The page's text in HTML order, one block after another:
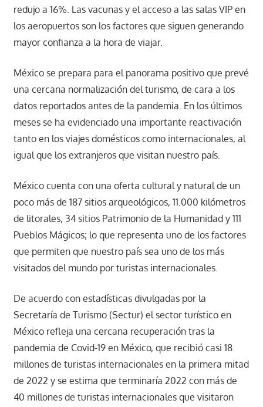
redujo a 16%. Las vacunas y el acceso a las salas VIP en
los aeropuertos son los factores que siguen generando
mayor confianza a la hora de viajar.
México se prepara para el panorama positivo que prevé
una cercana normalización del turismo, de cara a los
datos reportados antes de la pandemia. En los últimos
meses se ha evidenciado una importante reactivación
tanto en los viajes domésticos como internacionales, al
igual que los extranjeros que visitan nuestro país.
México cuenta con una oferta cultural y natural de un
poco más de 187 sitios arqueológicos, 11.000 kilómetros
de litorales, 34 sitios Patrimonio de la Humanidad y 111
Pueblos Mágicos; lo que representa uno de los factores
que permiten que nuestro país sea uno de los más
visitados del mundo por turistas internacionales.
De acuerdo con estadísticas divulgadas por la
Secretaría de Turismo (Sectur) el sector turístico en
México refleja una cercana recuperación tras la
pandemia de Covid-19 en México, que recibió casi 18
millones de turistas internacionales en la primera mitad
de 2022 y se estima que terminaría 2022 con más de
40 millones de turistas internacionales que visitaron